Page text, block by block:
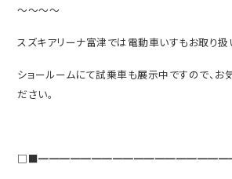
～～～～
スズキアリーナ富津では電動車いすもお取り扱
ショールームにて試乗車も展示中ですので、お
ださい。